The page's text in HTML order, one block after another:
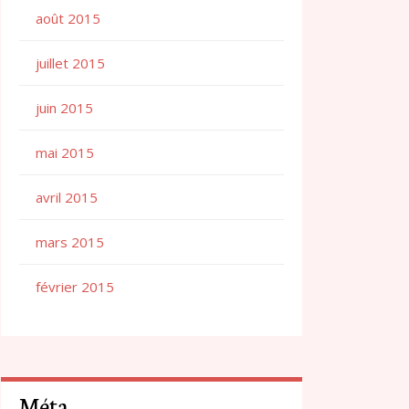
août 2015
juillet 2015
juin 2015
mai 2015
avril 2015
mars 2015
février 2015